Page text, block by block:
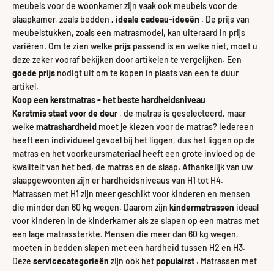
meubels voor de woonkamer zijn vaak ook meubels voor de
slaapkamer, zoals bedden , ideale cadeau-ideeën . De prijs van
meubelstukken, zoals een matrasmodel, kan uiteraard in prijs
variëren. Om te zien welke prijs passend is en welke niet, moet u
deze zeker vooraf bekijken door artikelen te vergelijken. Een
goede prijs nodigt uit om te kopen in plaats van een te duur
artikel.
Koop een kerstmatras - het beste hardheidsniveau
Kerstmis staat voor de deur, de matras is geselecteerd, maar
welke matrashardheid moet je kiezen voor de matras? Iedereen
heeft een individueel gevoel bij het liggen, dus het liggen op de
matras en het voorkeursmateriaal heeft een grote invloed op de
kwaliteit van het bed, de matras en de slaap. Afhankelijk van uw
slaapgewoonten zijn er hardheidsniveaus van H1 tot H4.
Matrassen met H1 zijn meer geschikt voor kinderen en mensen
die minder dan 60 kg wegen. Daarom zijn kindermatrassen ideaal
voor kinderen in de kinderkamer als ze slapen op een matras met
een lage matrassterkte. Mensen die meer dan 60 kg wegen,
moeten in bedden slapen met een hardheid tussen H2 en H3.
Deze servicecategorieën zijn ook hetpopulairst . Matrassen met